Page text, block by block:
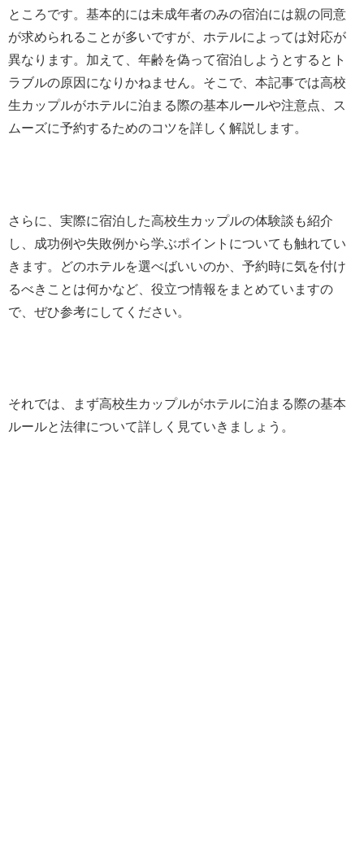
ところです。基本的には未成年者のみの宿泊には親の同意
が求められることが多いですが、ホテルによっては対応が
異なります。加えて、年齢を偽って宿泊しようとするとト
ラブルの原因になりかねません。そこで、本記事では高校
生カップルがホテルに泊まる際の基本ルールや注意点、ス
ムーズに予約するためのコツを詳しく解説します。
さらに、実際に宿泊した高校生カップルの体験談も紹介
し、成功例や失敗例から学ぶポイントについても触れてい
きます。どのホテルを選べばいいのか、予約時に気を付け
るべきことは何かなど、役立つ情報をまとめていますの
で、ぜひ参考にしてください。
それでは、まず高校生カップルがホテルに泊まる際の基本
ルールと法律について詳しく見ていきましょう。